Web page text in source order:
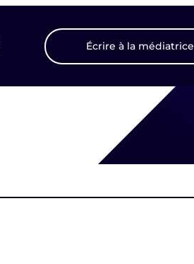
Écrire à la médiatrice